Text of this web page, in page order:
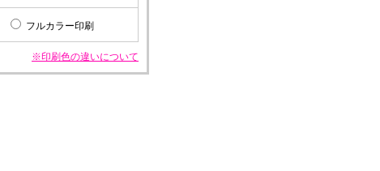
フルカラー印刷
※印刷色の違いについて